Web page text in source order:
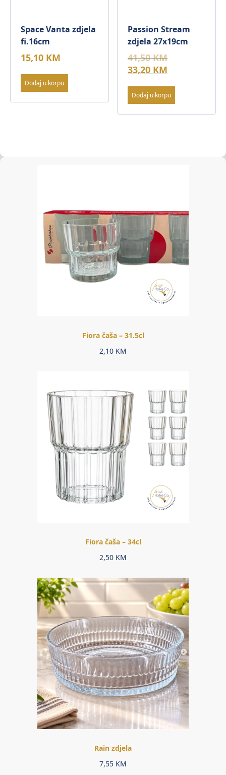
Space Vanta zdjela
fi.16cm
15,10 KM
Dodaj u korpu
Passion Stream
zdjela 27x19cm
41,50KMOriginal
41,50 KM.
33,20 KM
is:
33,20 KM.
Dodaj u korpu
Fiora čaša – 31.5cl
2,10 KM
Fiora čaša – 34cl
2,50 KM
Rain zdjela
7,55 KM